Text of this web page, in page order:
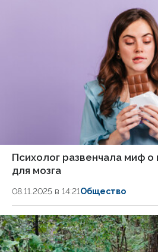
Психолог развенчала миф
для мозга
08.11.2025 в 14:21Общество